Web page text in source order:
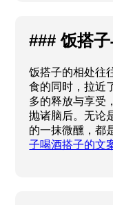
### 饭搭
饭搭子的相处往
食的同时，拉近
多的释放与享受
抛诸脑后。无论
的一抹微醺，都
子喝酒搭子的文